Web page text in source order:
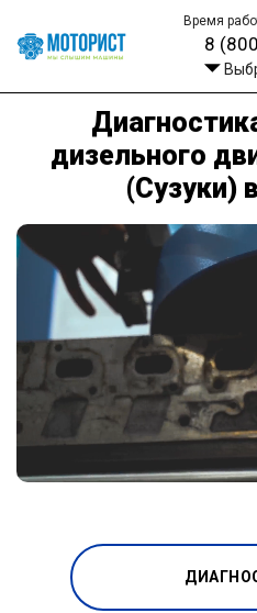
Время
8
дизельного
(Сузуки)